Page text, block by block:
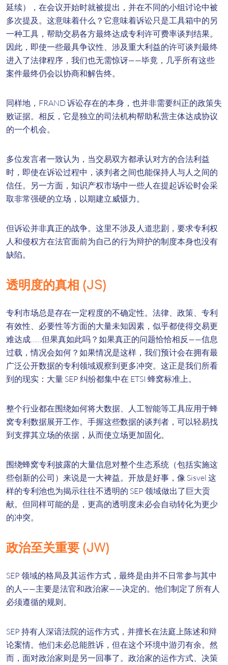
延续），在会议开始时就被提出，并在不同的小组讨论中被
多次提及。这意味着什么？它意味着诉讼只是工具箱中的另
一种工具，帮助交易各方最终达成专利许可费率谈判结果。
因此，即使一些最具争议性、涉及重大利益的许可谈判最终
进入了法律程序，我们也无需惊讶——毕竟，几乎所有这些
案件最终仍会以协商和解告终。
同样地，FRAND 诉讼存在的本身，也并非需要纠正的政策失
败证据。相反，它是独立的司法机构帮助私营主体达成协议
的一个机会。
多位发言者一致认为，当交易双方都承认对方的合法利益
时，即使在诉讼过程中，谈判者之间也能保持人与人之间的
信任。另一方面，知识产权市场中一些人在提起诉讼时会采
取非常强硬的立场，以期建立威慑力。
但诉讼并非真正的战争。这里不涉及人道悲剧，要求专利权
人和侵权方在法官面前为自己的行为辩护的制度本身也没有
缺陷。
透明度的真相 (JS)
专利市场总是存在一定程度的不确定性。法律、政策、专利
有效性、必要性等方面的大量未知因素，似乎都使得交易更
难达成……但果真如此吗？如果真正的问题恰恰相反——信息
过载，情况会如何？如果情况是这样，我们预计会在拥有最
广泛公开数据的专利领域观察到更多冲突。这正是我们所看
到的现实：大量 SEP 纠纷都集中在 ETSI 蜂窝标准上。
整个行业都在围绕如何将大数据、人工智能等工具应用于蜂
窝专利数据展开工作。手握这些数据的谈判者，可以轻易找
到支撑其立场的依据，从而使立场更加固化。
围绕蜂窝专利披露的大量信息对整个生态系统（包括实施这
些创新的公司）来说是一大裨益。开放是好事，像 Sisvel 这
样的专利池也为揭示往往不透明的 SEP 领域做出了巨大贡
献。但同样可能的是，更高的透明度未必会自动转化为更少
的冲突。
政治至关重要 (JW)
SEP 领域的格局及其运作方式，最终是由并不日常参与其中
的人——主要是法官和政治家——决定的。他们制定了所有人
必须遵循的规则。
SEP 持有人深谙法院的运作方式，并擅长在法庭上陈述和辩
论案情。他们未必总能胜诉，但在这个环境中游刃有余。然
而，面对政治家则是另一回事了。政治家的运作方式、决策